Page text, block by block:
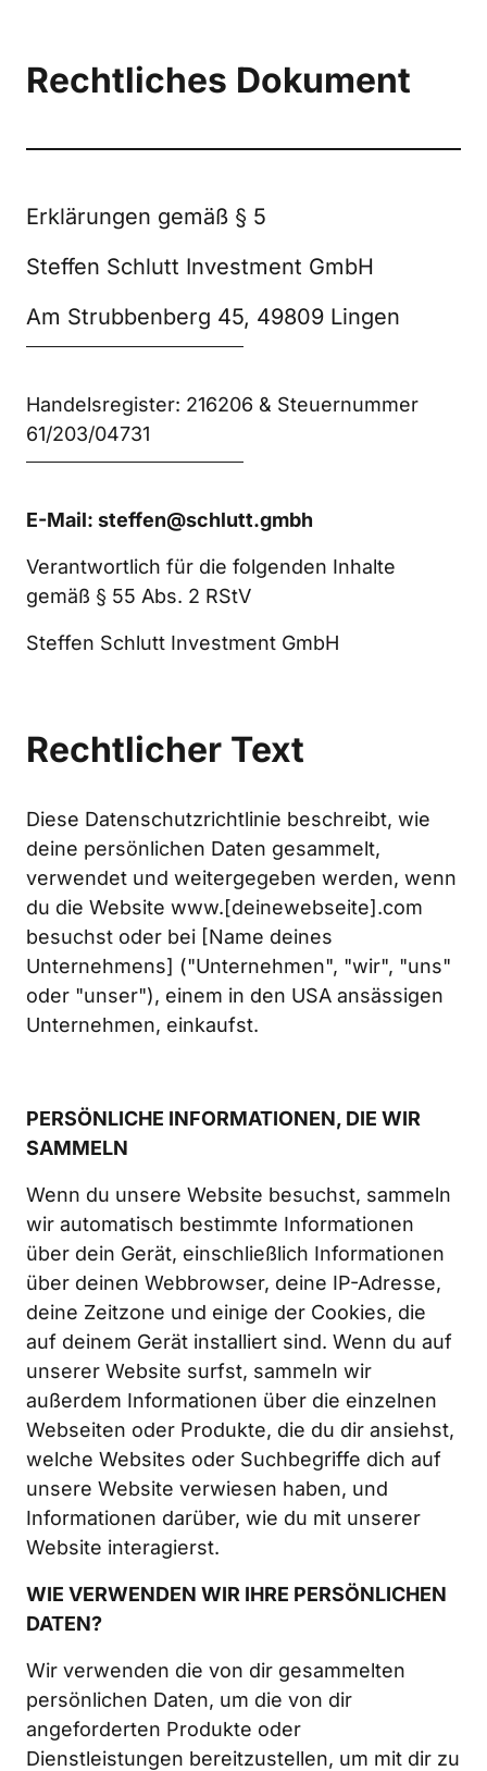
Rechtliches Dokument
Erklärungen gemäß § 5
Steffen Schlutt Investment GmbH
Am Strubbenberg 45, 49809 Lingen
Handelsregister: 216206 & Steuernummer
61/203/04731
E-Mail: steffen@schlutt.gmbh
Verantwortlich für die folgenden Inhalte
gemäß § 55 Abs. 2 RStV
Steffen Schlutt Investment GmbH
Rechtlicher Text
Diese Datenschutzrichtlinie beschreibt, wie
deine persönlichen Daten gesammelt,
verwendet und weitergegeben werden, wenn
du die Website www.[deinewebseite].com
besuchst oder bei [Name deines
Unternehmens] ("Unternehmen", "wir", "uns"
oder "unser"), einem in den USA ansässigen
Unternehmen, einkaufst.
PERSÖNLICHE INFORMATIONEN, DIE WIR
SAMMELN
Wenn du unsere Website besuchst, sammeln
wir automatisch bestimmte Informationen
über dein Gerät, einschließlich Informationen
über deinen Webbrowser, deine IP-Adresse,
deine Zeitzone und einige der Cookies, die
auf deinem Gerät installiert sind. Wenn du auf
unserer Website surfst, sammeln wir
außerdem Informationen über die einzelnen
Webseiten oder Produkte, die du dir ansiehst,
welche Websites oder Suchbegriffe dich auf
unsere Website verwiesen haben, und
Informationen darüber, wie du mit unserer
Website interagierst.
WIE VERWENDEN WIR IHRE PERSÖNLICHEN
DATEN?
Wir verwenden die von dir gesammelten
persönlichen Daten, um die von dir
angeforderten Produkte oder
Dienstleistungen bereitzustellen, um mit dir zu